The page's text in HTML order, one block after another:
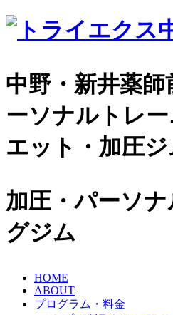
中野・新井薬
ーソナルトレ
エット・加圧ジ
加圧・パーソ
グジム
HOME
ABOUT
プログラム・料金